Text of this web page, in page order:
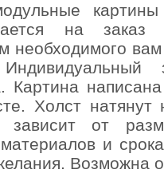
на
необходимого
Картина
Холст натянут
зависит от
и
Возможна